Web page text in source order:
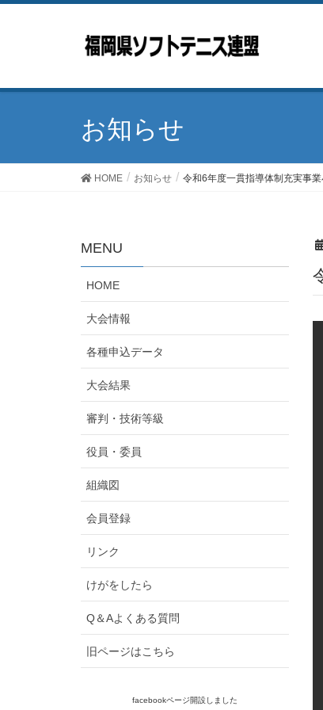
お知らせ
HOME お知らせ 令和6年度一貫指導体制充実事
MENU
HOME
大会情報
各種申込データ
大会結果
審判・技術等級
役員・委員
組織図
会員登録
リンク
けがをしたら
Q＆Aよくある質問
旧ページはこちら
facebookページ開設しました